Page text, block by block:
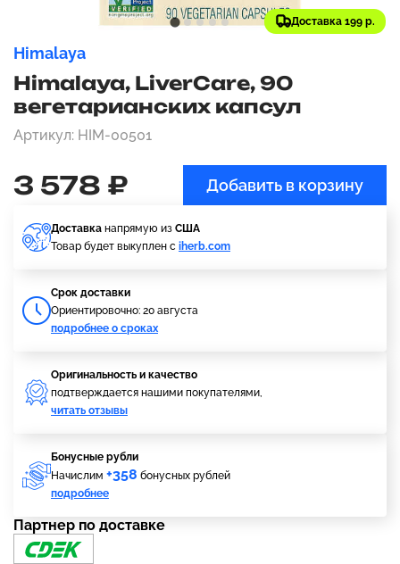
Доставка 199 р.
Himalaya
Himalaya, LiverCare, 90
вегетарианских капсул
Артикул: HIM-00501
3 578 ₽ Добавить в корзину
Доставка напрямую из США
Товар будет выкуплен с iherb.com
Cрок доставки
Ориентировочно: 20 августа
подробнее о сроках
Оригинальность и качество
подтверждается нашими покупателями,
читать отзывы
Бонусные рубли
Начислим +358 бонусных рублей
подробнее
Партнер по доставке